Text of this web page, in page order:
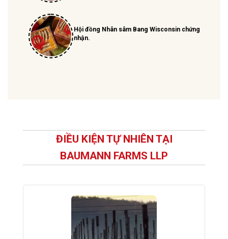
Hội đồng Nhân sâm Bang Wisconsin chứng
nhận.
ĐIỀU KIỆN TỰ NHIÊN TẠI
BAUMANN FARMS LLP